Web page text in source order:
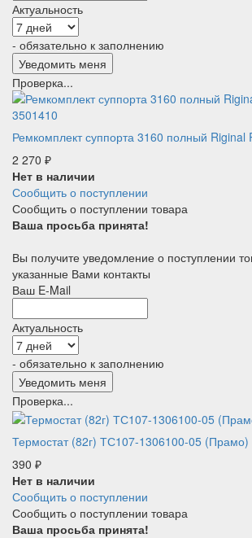
Актуальность
- обязательно к заполнению
Проверка...
Ремкомплект суппорта 3160 полный Riginal
2 270 ₽
Нет в наличии
Сообщить о поступлении
Сообщить о поступлении товара
Ваша просьба принята!
Вы получите уведомление о поступлении
указанные Вами контакты
Ваш E-Mail
Актуальность
- обязательно к заполнению
Проверка...
Термостат (82г) ТС107-1306100-05 (Прамо)
390 ₽
Нет в наличии
Сообщить о поступлении
Сообщить о поступлении товара
Ваша просьба принята!